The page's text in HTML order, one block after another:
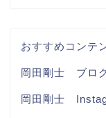
おすすめコンテ
岡田剛士 ブロ
岡田剛士